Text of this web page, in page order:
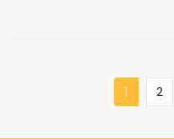
1 (current)
2